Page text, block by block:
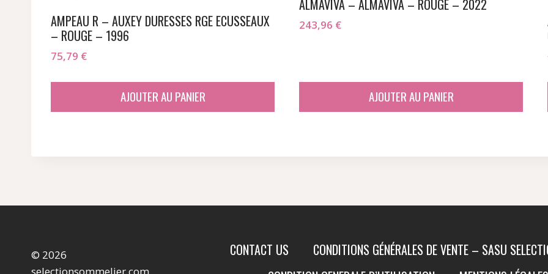
AMPEAU R – AUXEY DURESSES RGE ECUSSEAUX
– ROUGE – 1996
75,79 €
AJOUTER AU PANIER
ALMAVIVA – ALMAVIVA – ROUGE – 2022
243,96 €
AJOUTER AU PANIER
© 2026
CONTACT US
CONDITIONS GÉNÉRALES DE VENTE – SASU